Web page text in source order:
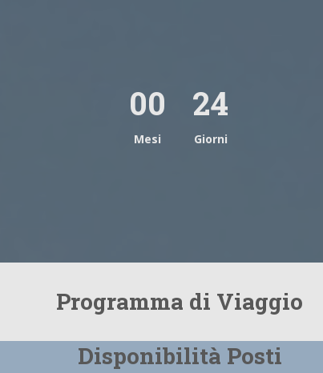
00
Mesi
24
Giorni
Programma di Viaggio
Disponibilità Posti